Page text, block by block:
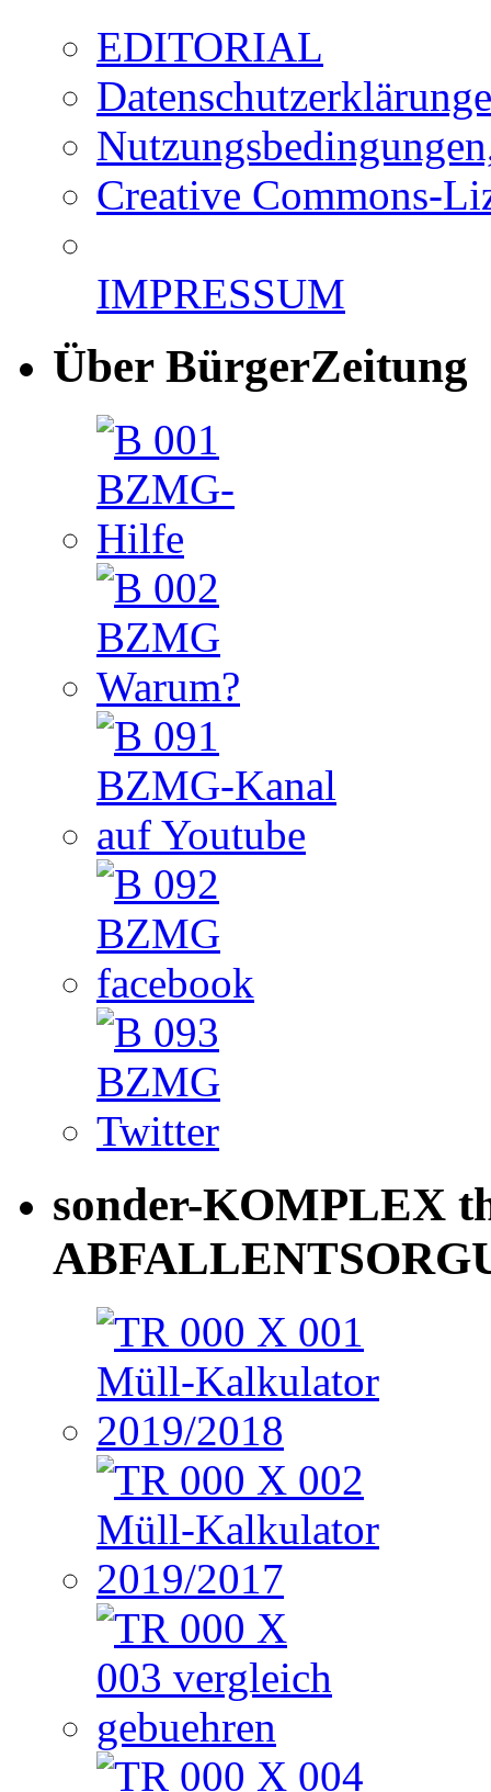
EDITORIAL
Creative Commons-
IMPRESSUM
Über BürgerZeitung
sonder-KOMPLEX